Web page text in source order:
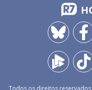
Todos os direitos reservados